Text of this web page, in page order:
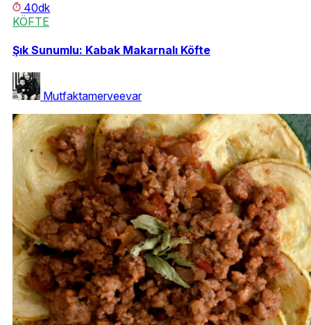
40dk
KÖFTE
Şık Sunumlu: Kabak Makarnalı Köfte
Mutfaktamerveevar